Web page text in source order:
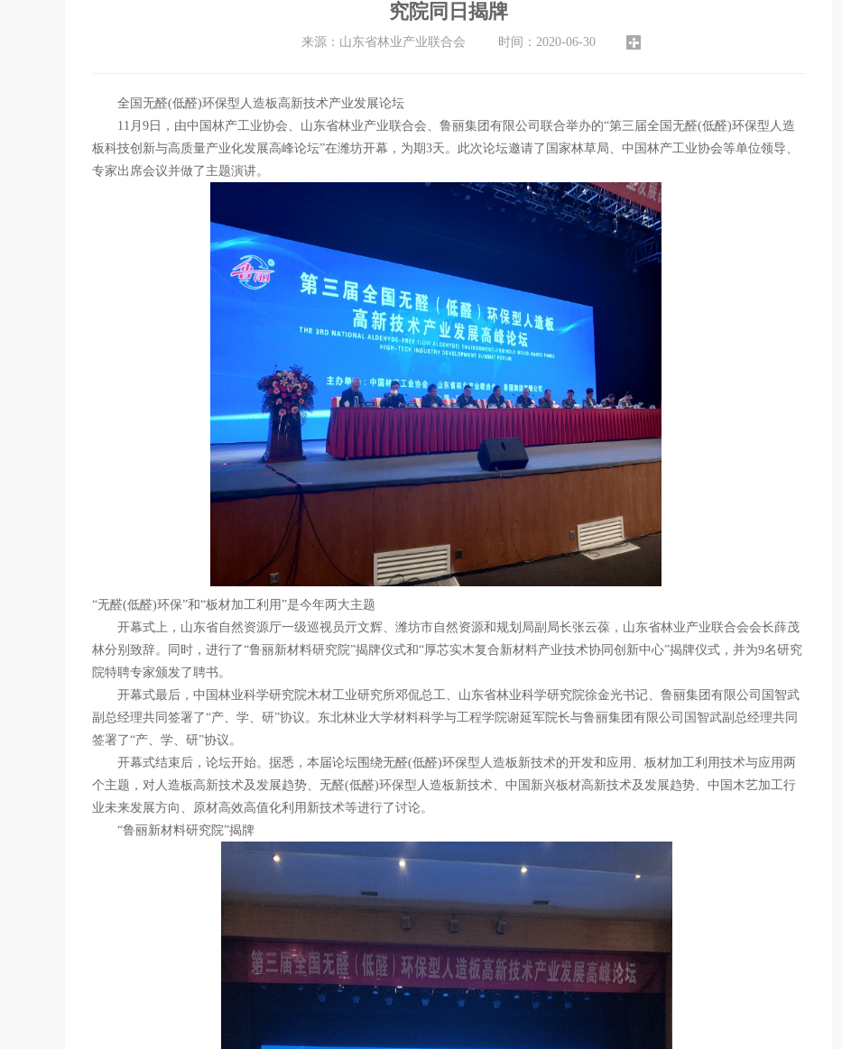
究院同日揭牌
来源：山东省林业产业联合会 时间：2020-06-30
全国无醛(低醛)环保型人造板高新技术产业发展论坛
11 月 9 日，由中国林产工业协会、山东省林业产业联合会、鲁丽集团有限公司联合举办的“第三届全国无醛(低醛)环保型人造
板科技创新与高质量产业化发展高峰论坛”在潍坊开幕，为期3天。此次论坛邀请了国家林草局、中国林产工业协会等单位领导、
专家出席会议并做了主题演讲。
“无醛(低醛)环保”和“板材加工利用”是今年两大主题
开幕式上，山东省自然资源厅一级巡视员亓文辉、潍坊市自然资源和规划局副局长张云葆，山东省林业产业联合会会长薛茂
林分别致辞。同时，进行了“鲁丽新材料研究院”揭牌仪式和“厚芯实木复合新材料产业技术协同创新中心”揭牌仪式，并为9名研究
院特聘专家颁发了聘书。
开幕式最后，中国林业科学研究院木材工业研究所邓侃总工、山东省林业科学研究院徐金光书记、鲁丽集团有限公司国智武
副总经理共同签署了“产、学、研”协议。东北林业大学材料科学与工程学院谢延军院长与鲁丽集团有限公司国智武副总经理共同
签署了“产、学、研”协议。
开幕式结束后，论坛开始。据悉，本届论坛围绕无醛(低醛)环保型人造板新技术的开发和应用、板材加工利用技术与应用两
个主题，对人造板高新技术及发展趋势、无醛(低醛)环保型人造板新技术、中国新兴板材高新技术及发展趋势、中国木艺加工行
业未来发展方向、原材高效高值化利用新技术等进行了讨论。
“鲁丽新材料研究院”揭牌